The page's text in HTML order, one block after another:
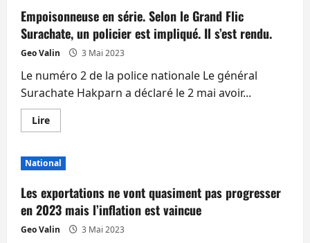
et
Singapour
sont
les
trois
pays
qui
investissent
le
plus
en
Thaïlande.
Suivi
de
Chine
et
Empoisonneuse en série. Selon le Grand Flic
Surachate, un policier est impliqué. Il s’est rendu.
Geo Valin 3 Mai 2023
Le numéro 2 de la police nationale Le général
Surachate Hakparn a déclaré le 2 mai avoir...
LireEn
savoir
Empoisonneuse
en
Selon
le
Grand
Flic
Surachate,
un
National
Les exportations ne vont quasiment pas progresser
en 2023 mais l’inflation est vaincue
Geo Valin 3 Mai 2023